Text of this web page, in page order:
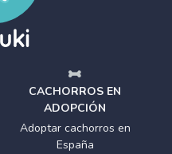
CACHORROS EN
ADOPCIÓN
Adoptar cachorros en
España